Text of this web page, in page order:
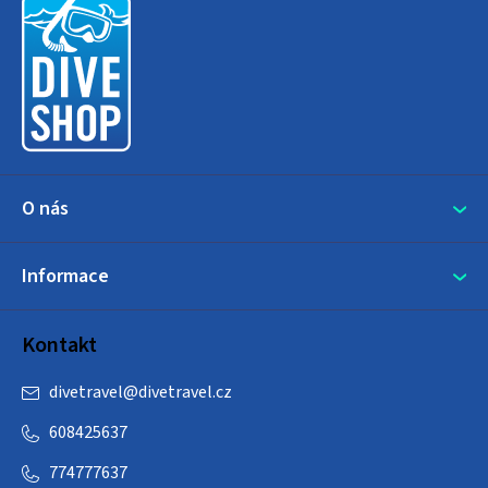
O nás
Informace
Kontakt
divetravel@divetravel.cz
608425637
774777637